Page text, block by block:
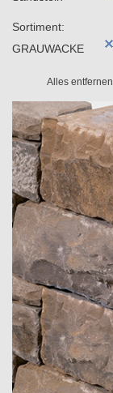
Sortiment:
GRAUWACKE
Alles entfernen